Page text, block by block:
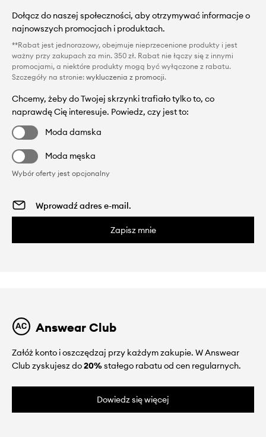
Dołącz do naszej społeczności, aby otrzymywać informacje o
najnowszych promocjach i produktach.
**Rabat jest jednorazowy, obejmuje nieprzecenione produkty i jest
ważny przy zakupach za min. 350 zł. Rabat nie łączy się z innymi
promocjami, a niektóre produkty mogą być wyłączone z rabatu.
Szczegóły na stronie: wykluczenia z promocji.
Chcemy, żeby do Twojej skrzynki trafiało tylko to, co
naprawdę Cię interesuje. Powiedz, czy jest to:
Moda damska
Moda męska
Wybór oferty jest opcjonalny
Zapisz mnie
Answear Club
Załóż konto i oszczędzaj przy każdym zakupie. W Answear
Club zyskujesz do20%stałego rabatu od cen regularnych.
Dowiedz się więcej